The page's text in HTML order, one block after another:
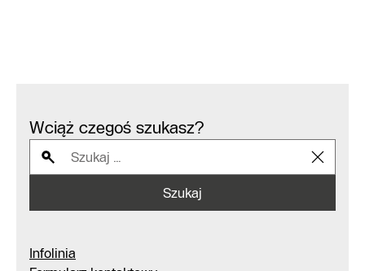
Wciąż czegoś szukasz?
Szukaj
Infolinia